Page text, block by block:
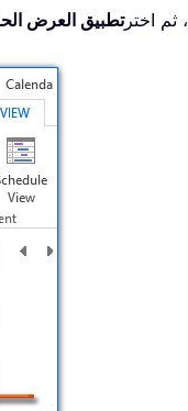
، ثم اخترتطبيق العرض